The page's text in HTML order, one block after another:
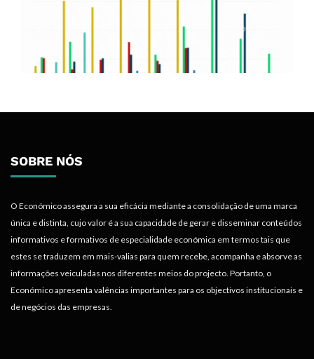
SOBRE NÓS
O Económico assegura a sua eficácia mediante a consolidação de uma marca
única e distinta, cujo valor é a sua capacidade de gerar e disseminar conteúdos
informativos e formativos de especialidade económica em termos tais que
estes se traduzem em mais-valias para quem recebe, acompanha e absorve as
informações veiculadas nos diferentes meios do projecto. Portanto, o
Económico apresenta valências importantes para os objectivos institucionais e
de negócios das empresas.